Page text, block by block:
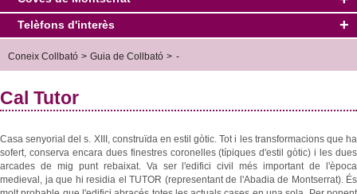
Comunicació
Xarxes socials
Pla estratègic
Retribucions Càrrecs Electes
Anuncis oficials
Normativa i Ordenances
Pressupostos i plantilles
Tràmits i gestions
Informació tributària
Finestra Única Empresarial
Bústia de suggeriments
Factura electrònica
Igualtat
Aigua potable
Tarifes
Bonificacions socials
Canon de l'aigua
Parc Rural del Montserrat
Urbanisme
Registre de Planejament urbanístic de Catalunya
Avanç POUM 2025
Verificació de documents
Oferta Pública d'Ocupació
Oferta Pública Ocupació 2022
Informació de la seu electrònica
Agenda
Culturals
Socials
Agenda esportiva
Revista Collbató Informa
Immobiliàries
Altres
Bars i restaurants
Allotjament
Residències geriàtriques
Empreses del polígon
Informació
Preus
Condicions
Telèfons d'interès
Altres telèfons d'interès
Coneix Collbató > Guia de Collbató > -
Cal Tutor
Casa senyorial del s. XIII, construïda en estil gòtic. Tot i les transformacions que ha
sofert, conserva encara dues finestres coronelles (típiques d'estil gòtic) i les dues
arcades de mig punt rebaixat. Va ser l'edifici civil més important de l'època
medieval, ja que hi residia el TUTOR (representant de l'Abadia de Montserrat). És